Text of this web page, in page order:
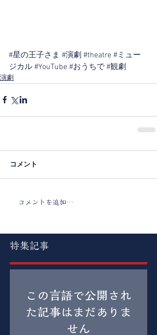
#星の王子さま #演劇 #theatre #ミュー
ジカル #YouTube #おうちで #観劇
演劇
コメント
コメントを追加…
特集記事
この言語で公開され
た記事はまだありま
せん